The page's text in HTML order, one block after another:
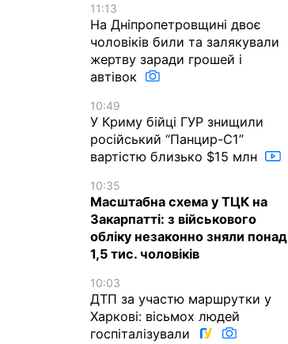
11:13
На Дніпропетровщині двоє
чоловіків били та залякували
жертву заради грошей і
автівок
10:49
У Криму бійці ГУР знищили
російський “Панцир-С1”
вартістю близько $15 млн
10:35
Масштабна схема у ТЦК на
Закарпатті: з військового
обліку незаконно зняли понад
1,5 тис. чоловіків
10:03
ДТП за участю маршрутки у
Харкові: вісьмох людей
госпіталізували